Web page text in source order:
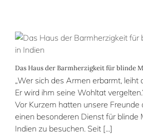
Das Haus der Barmherzigkeit für blinde
„Wer sich des Armen erbarmt, leiht
Er wird ihm seine Wohltat
Vor Kurzem hatten unsere Freunde
einen besonderen Dienst für blinde
Indien zu besuchen. Seit [...]